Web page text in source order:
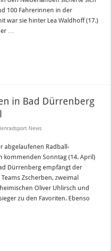
100 Fahrerinnen in der
war sie hinter Lea Waldhoff (17.)
…
in Bad Dürrenberg
News
abgelaufenen Radball-
kommenden Sonntag (14. April)
Dürrenberg empfängt der
Zscherben, zweimal
Oliver Uhlirsch und
zu den Favoriten. Ebenso